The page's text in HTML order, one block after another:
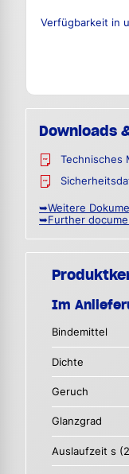
Verfügbarkeit in
Downloads
Technisches
➥Weitere
➥Further
Im
Bindemittel
Dichte
Geruch
Glanzgrad
Auslaufzeit s